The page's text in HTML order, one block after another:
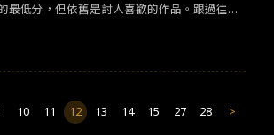
在向她慢慢遠去，哥哥選擇進入叛逆期離開這
為愛美子善意的小舉動想起孩子過世而精神崩
直面「死亡」，一如花園裡樹立的紀念木牌、
她創造了介於生死的想像樂園，哥哥替她趕走
，她以自己的方式走出了童年，當海上的亡者
最低分，但依舊是討人喜歡的作品。跟過往的
枝裕和按慣例一樣用打破一般家庭建構的方式
10 11 12 13 14 15 27 28 >